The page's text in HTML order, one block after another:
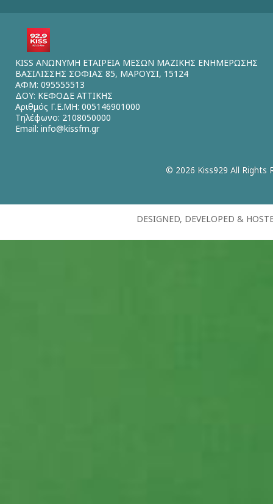
KISS ΑΝΩΝΥΜΗ ΕΤΑΙΡΕΙΑ ΜΕΣΩΝ ΜΑΖΙΚΗΣ ΕΝΗΜΕΡΩΣΗΣ
ΒΑΣΙΛΙΣΣΗΣ ΣΟΦΙΑΣ 85, ΜΑΡΟΥΣΙ, 15124
ΑΦΜ: 095555513
ΔΟΥ: ΚΕΦΟΔΕ ΑΤΤΙΚΗΣ
Αριθμός Γ.Ε.ΜΗ: 005146901000
Τηλέφωνο: 2108050000
Email: info@kissfm.gr
© 2026 Kiss929 All Rights
DESIGNED, DEVELOPED &